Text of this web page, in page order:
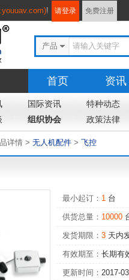
! 请登录 免费注册
产品
首页 资讯
国际资讯 特种动态
组织协会 政策法律
> 无人机配件 > 飞控
详情
最小起订： 1 台
供货总量： 10000
发货期限： 3 天内
有效期至： 长期有
更新时间： 2017-